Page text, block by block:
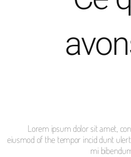
Lorem ipsum dolor sit amet,
eiusmod of the tempor incid dunt
mi